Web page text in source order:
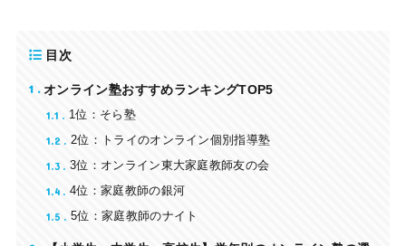
目次
1 オンライン塾おすすめランキングTOP5
1.1
1位：そら塾
1.2
2位：トライのオンライン個別指導塾
1.3
3位：オンライン東大家庭教師友の会
1.4
4位：家庭教師の銀河
1.5
5位：家庭教師のナイト